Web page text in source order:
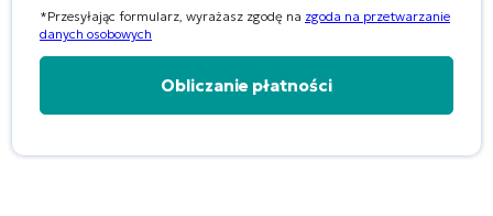
*Przesyłając formularz, wyrażasz zgodę na zgoda na przetwarzanie
danych osobowych